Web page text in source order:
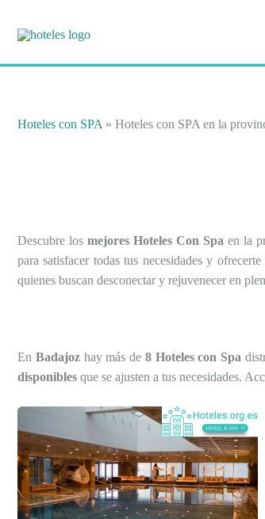
Hoteles con SPA » Hoteles con SPA en la
Descubre los mejores Hoteles Con Spa en la
para satisfacer todas tus necesidades y
quienes buscan desconectar y rejuvenecer en
En Badajozhay más de 8 Hoteles con Spa
disponibles que se ajusten a tus necesidades.